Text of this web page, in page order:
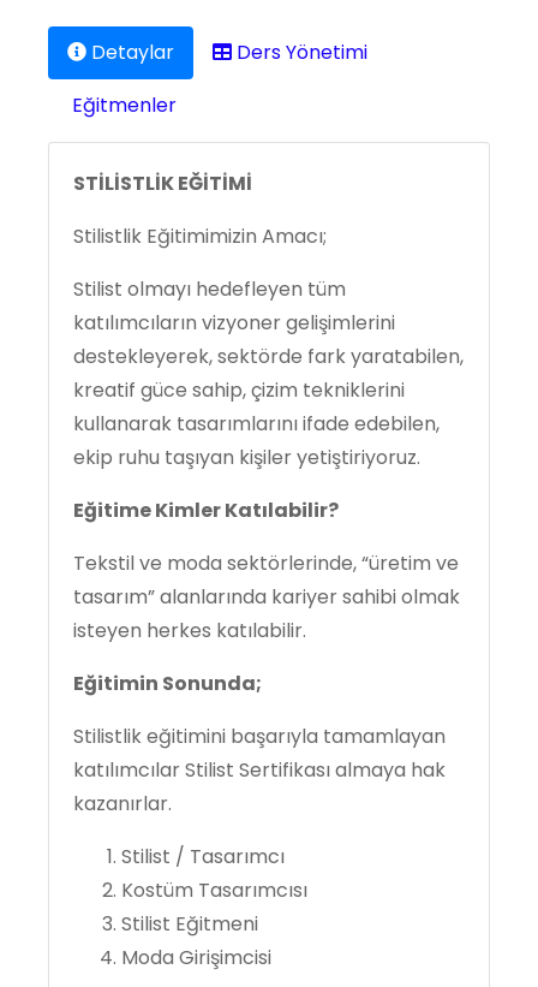
Detaylar
Ders Yönetimi
Eğitmenler
STİLİSTLİK EĞİTİMİ
Stilistlik Eğitimimizin Amacı;
Stilist olmayı hedefleyen tüm
katılımcıların vizyoner gelişimlerini
destekleyerek, sektörde fark yaratabilen,
kreatif güce sahip, çizim tekniklerini
kullanarak tasarımlarını ifade edebilen,
ekip ruhu taşıyan kişiler yetiştiriyoruz.
Eğitime Kimler Katılabilir?
Tekstil ve moda sektörlerinde, “üretim ve
tasarım” alanlarında kariyer sahibi olmak
isteyen herkes katılabilir.
Eğitimin Sonunda;
Stilistlik eğitimini başarıyla tamamlayan
katılımcılar Stilist Sertifikası almaya hak
kazanırlar.
Stilist / Tasarımcı
Kostüm Tasarımcısı
Stilist Eğitmeni
Moda Girişimcisi